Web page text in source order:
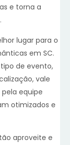
e torna a
lugar para o
em SC.
de evento,
vale
equipe
otimizados e
aproveite e